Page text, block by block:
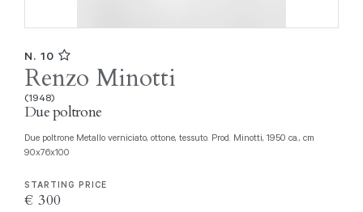
N. 10
Renzo Minotti
(1948)
Due poltrone
Due poltrone Metallo verniciato, ottone, tessuto. Prod. Minotti, 1950 ca., cm
90x76x100
STARTING PRICE
€ 300